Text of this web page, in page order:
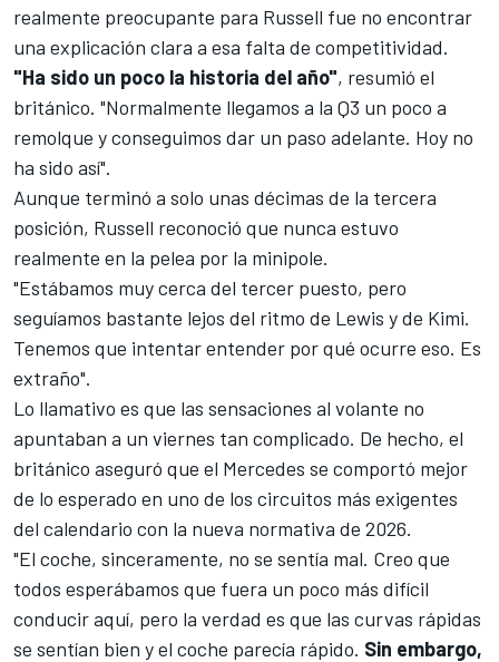
realmente preocupante para Russell fue no encontrar
una explicación clara a esa falta de competitividad.
"Ha sido un poco la historia del año", resumió el
británico. "Normalmente llegamos a la Q3 un poco a
remolque y conseguimos dar un paso adelante. Hoy no
ha sido así".
Aunque terminó a solo unas décimas de la tercera
posición, Russell reconoció que nunca estuvo
realmente en la pelea por la minipole.
"Estábamos muy cerca del tercer puesto, pero
seguíamos bastante lejos del ritmo de Lewis y de Kimi.
Tenemos que intentar entender por qué ocurre eso. Es
extraño".
Lo llamativo es que las sensaciones al volante no
apuntaban a un viernes tan complicado. De hecho, el
británico aseguró que el Mercedes se comportó mejor
de lo esperado en uno de los circuitos más exigentes
del calendario con la nueva normativa de 2026.
"El coche, sinceramente, no se sentía mal. Creo que
todos esperábamos que fuera un poco más difícil
conducir aquí, pero la verdad es que las curvas rápidas
se sentían bien y el coche parecía rápido. Sin embargo,